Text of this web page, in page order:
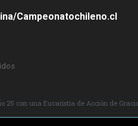
Campeonatochileno.cl
25 con una Eucaristía de Acción de